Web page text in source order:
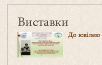
Виставки
До ювілею